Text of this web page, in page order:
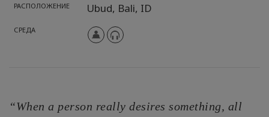
РАСПОЛОЖЕНИЕ Ubud, Bali, ID
СРЕДА
“When a person really desires something, all